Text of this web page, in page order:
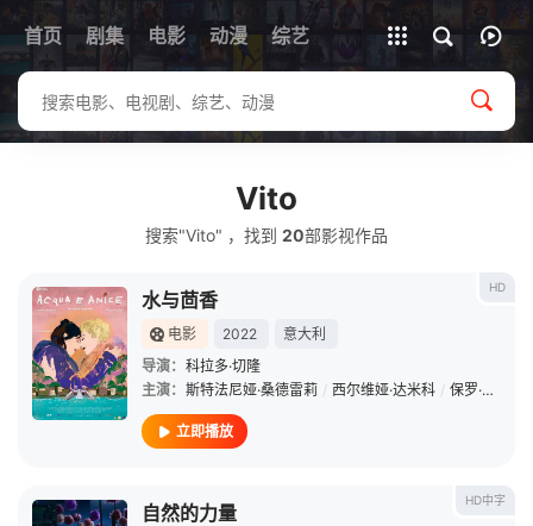
首页 剧集 电影 动漫 综艺
全部影片
Vito
搜索"Vito" ，找到 20部影视作品
HD
水与茴香
电影 2022
意大利
导演： 科拉多·切隆
主演： 斯特法尼娅·桑德雷莉 / 西尔维娅·达米科 / 保罗·罗西
立即播放
HD中字
自然的力量